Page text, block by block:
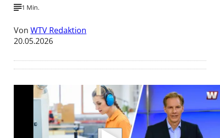
1 Min.
Von WTV Redaktion
20.05.2026
Mit der Wiedergabe dieses Videos werden
Daten an Youtube übertragen.